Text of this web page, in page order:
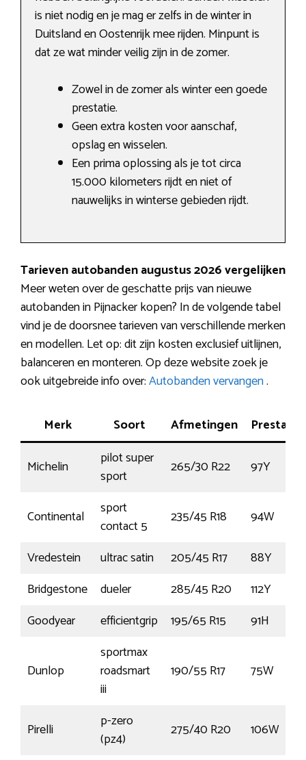
is niet nodig en je mag er zelfs in de winter in
Duitsland en Oostenrijk mee rijden. Minpunt is
dat ze wat minder veilig zijn in de zomer.
Zowel in de zomer als winter een goede
prestatie.
Geen extra kosten voor aanschaf,
opslag en wisselen.
Een prima oplossing als je tot circa
15.000 kilometers rijdt en niet of
nauwelijks in winterse gebieden rijdt.
Tarieven autobanden augustus 2026 vergelijken
Meer weten over de geschatte prijs van nieuwe
autobanden in Pijnacker kopen? In de volgende tabel
vind je de doorsnee tarieven van verschillende merken
en modellen. Let op: dit zijn kosten exclusief uitlijnen,
balanceren en monteren. Op deze website zoek je
ook uitgebreide info over:Autobanden vervangen.
Merk Soort Afmetingen Prestatie
Michelin
pilot super
sport
265/30 R22 97Y
Continental
sport
contact 5
235/45 R18
94W
Vredestein
ultrac satin 205/45 R17
88Y
Bridgestone
dueler 285/45 R20
112Y
Goodyear
efficientgrip 195/65 R15 91H
Dunlop
sportmax
roadsmart
iii
190/55 R17 75W
Pirelli
p-zero
(pz4)
275/40 R20 106W